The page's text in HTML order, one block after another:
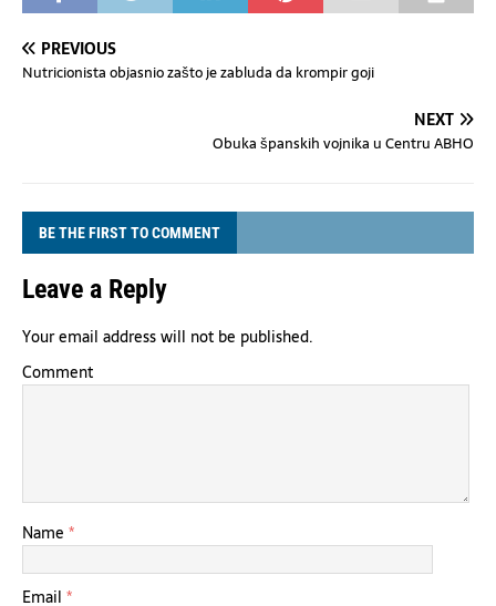
PREVIOUS
Nutricionista objasnio zašto je zabluda da krompir goji
NEXT
Obuka španskih vojnika u Centru ABHO
BE THE FIRST TO COMMENT
Leave a Reply
Your email address will not be published.
Comment
Name *
Email *